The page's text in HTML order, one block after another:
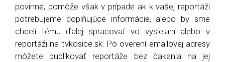
povinné, pomôže však v prípade ak k vašej reportáži
potrebujeme doplňujúce informácie, alebo by sme
chceli tému ďalej spracovať vo vysielaní alebo v
reportáži na tvkosice.sk. Po overení emailovej adresy
môžete publikovať reportáže bez čakania na jej